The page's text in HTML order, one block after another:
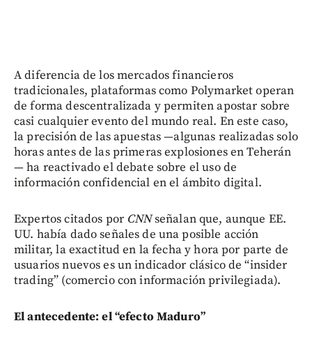
A diferencia de los mercados financieros
tradicionales, plataformas como Polymarket operan
de forma descentralizada y permiten apostar sobre
casi cualquier evento del mundo real. En este caso,
la precisión de las apuestas —algunas realizadas solo
horas antes de las primeras explosiones en Teherán
— ha reactivado el debate sobre el uso de
información confidencial en el ámbito digital.
Expertos citados por CNNseñalan que, aunque EE.
UU. había dado señales de una posible acción
militar, la exactitud en la fecha y hora por parte de
usuarios nuevos es un indicador clásico de “insider
trading” (comercio con información privilegiada).
El antecedente: el “efecto Maduro”